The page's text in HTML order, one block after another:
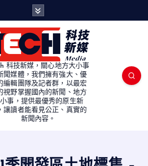
科技新媒，關心地方大小事
聞媒體，我們擁有強大、優
編輯團隊及記者群，以最宏
視野掌握國內的新聞、地方
事，提供最優秀的原生新
讓讀者能看見公正、真實的
新聞內容。